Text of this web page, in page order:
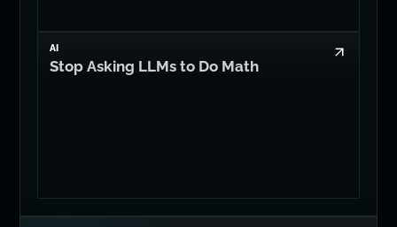
AI
Stop Asking LLMs to Do Math